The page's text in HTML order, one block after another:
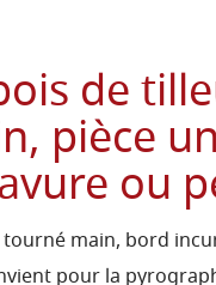
de
pièce
ou
main, bord
pour la